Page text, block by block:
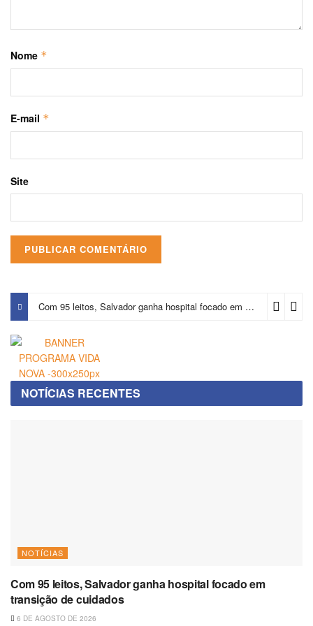
Nome *
E-mail *
Site
Com 95 leitos, Salvador ganha hospital focado em transição de cuidados
NOTÍCIAS RECENTES
NOTÍCIAS
Com 95 leitos, Salvador ganha hospital focado em
transição de cuidados
6 DE AGOSTO DE 2026